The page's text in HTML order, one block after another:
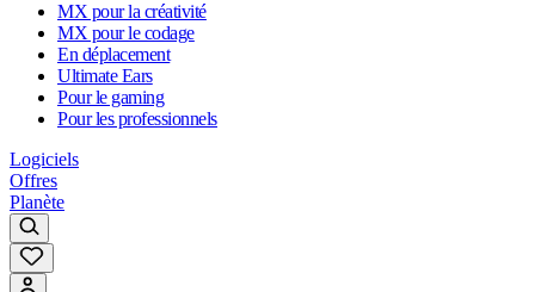
MX pour la créativité
MX pour le codage
En déplacement
Ultimate Ears
Pour le gaming
Pour les professionnels
Logiciels
Offres
Planète